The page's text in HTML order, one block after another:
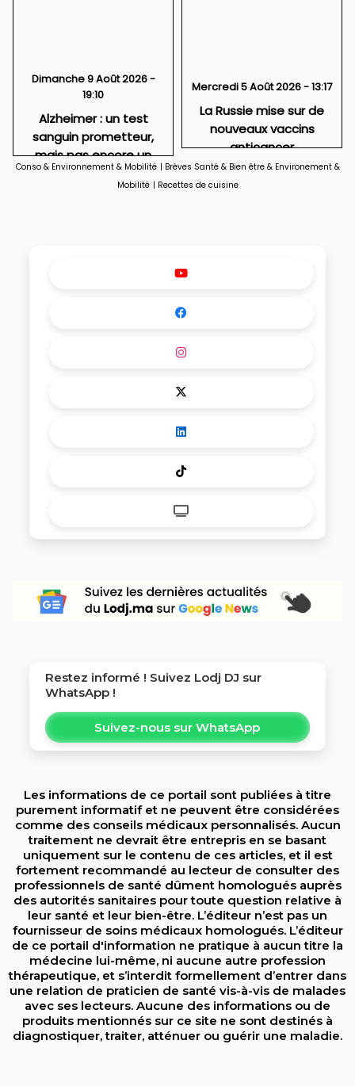
Dimanche 9 Août 2026 -
19:10
Alzheimer : un test
sanguin prometteur,
mais pas encore un
diagnostic grand public
Mercredi 5 Août 2026 - 13:17
La Russie mise sur de
nouveaux vaccins
anticancer
Conso & Environnement & Mobilité | Brèves Santé & Bien être & Environement &
Mobilité | Recettes de cuisine
Restez informé ! Suivez Lodj DJ sur
WhatsApp !
Suivez-nous sur WhatsApp
Les informations de ce portail sont publiées à titre
purement informatif et ne peuvent être considérées
comme des conseils médicaux personnalisés. Aucun
traitement ne devrait être entrepris en se basant
uniquement sur le contenu de ces articles, et il est
fortement recommandé au lecteur de consulter des
professionnels de santé dûment homologués auprès
des autorités sanitaires pour toute question relative à
leur santé et leur bien-être. L’éditeur n’est pas un
fournisseur de soins médicaux homologués. L’éditeur
de ce portail d'information ne pratique à aucun titre la
médecine lui-même, ni aucune autre profession
thérapeutique, et s’interdit formellement d’entrer dans
une relation de praticien de santé vis-à-vis de malades
avec ses lecteurs. Aucune des informations ou de
produits mentionnés sur ce site ne sont destinés à
diagnostiquer, traiter, atténuer ou guérir une maladie.